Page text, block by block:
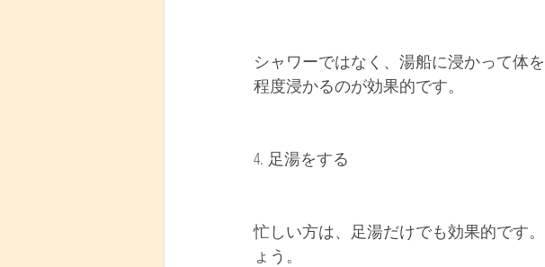
シャワーではなく、湯船に浸かって体
程度浸かるのが効果的です。
4. 足湯をする
忙しい方は、足湯だけでも効果的です
ょう。